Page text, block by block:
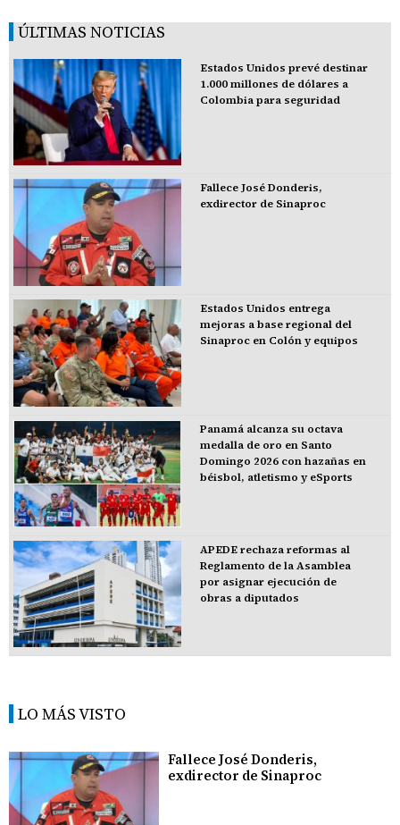
ÚLTIMAS NOTICIAS
Estados Unidos prevé destinar
1.000 millones de dólares a
Colombia para seguridad
Fallece José Donderis,
exdirector de Sinaproc
Estados Unidos entrega
mejoras a base regional del
Sinaproc en Colón y equipos
Panamá alcanza su octava
medalla de oro en Santo
Domingo 2026 con hazañas en
béisbol, atletismo y eSports
APEDE rechaza reformas al
Reglamento de la Asamblea
por asignar ejecución de
obras a diputados
LO MÁS VISTO
Fallece José Donderis,
exdirector de Sinaproc